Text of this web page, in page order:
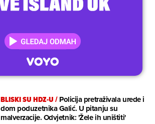
BLISKI SU HDZ-U/Policija pretraživala urede i
dom poduzetnika Galić. U pitanju su
malverzacije. Odvjetnik: 'Žele ih uništiti'